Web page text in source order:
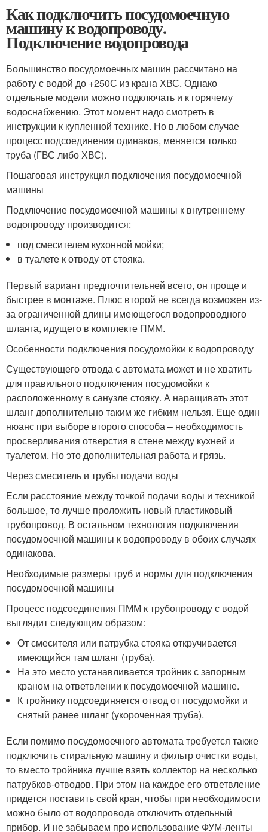
Как подключить посудомоечную
машину к водопроводу.
Подключение водопровода
Большинство посудомоечных машин рассчитано на
работу с водой до +250С из крана ХВС. Однако
отдельные модели можно подключать и к горячему
водоснабжению. Этот момент надо смотреть в
инструкции к купленной технике. Но в любом случае
процесс подсоединения одинаков, меняется только
труба (ГВС либо ХВС).
Пошаговая инструкция подключения посудомоечной
машины
Подключение посудомоечной машины к внутреннему
водопроводу производится:
под смесителем кухонной мойки;
в туалете к отводу от стояка.
Первый вариант предпочтительней всего, он проще и
быстрее в монтаже. Плюс второй не всегда возможен из-
за ограниченной длины имеющегося водопроводного
шланга, идущего в комплекте ПММ.
Особенности подключения посудомойки к водопроводу
Существующего отвода с автомата может и не хватить
для правильного подключения посудомойки к
расположенному в санузле стояку. А наращивать этот
шланг дополнительно таким же гибким нельзя. Еще один
нюанс при выборе второго способа – необходимость
просверливания отверстия в стене между кухней и
туалетом. Но это дополнительная работа и грязь.
Через смеситель и трубы подачи воды
Если расстояние между точкой подачи воды и техникой
большое, то лучше проложить новый пластиковый
трубопровод. В остальном технология подключения
посудомоечной машины к водопроводу в обоих случаях
одинакова.
Необходимые размеры труб и нормы для подключения
посудомоечной машины
Процесс подсоединения ПММ к трубопроводу с водой
выглядит следующим образом:
От смесителя или патрубка стояка откручивается
имеющийся там шланг (труба).
На это место устанавливается тройник с запорным
краном на ответвлении к посудомоечной машине.
К тройнику подсоединяется отвод от посудомойки и
снятый ранее шланг (укороченная труба).
Если помимо посудомоечного автомата требуется также
подключить стиральную машину и фильтр очистки воды,
то вместо тройника лучше взять коллектор на несколько
патрубков-отводов. При этом на каждое его ответвление
придется поставить свой кран, чтобы при необходимости
можно было от водопровода отключить отдельный
прибор. И не забываем про использование ФУМ-ленты